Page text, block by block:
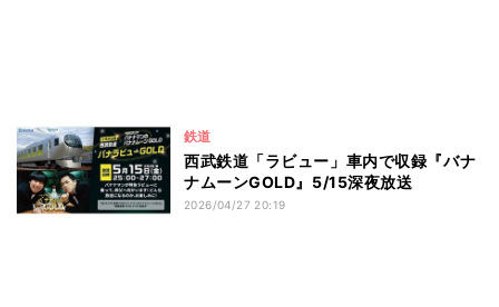
鉄道
西武鉄道「ラビュー」車内で収録『バナ
ナムーンGOLD』5/15深夜放送
2026/04/27 20:19